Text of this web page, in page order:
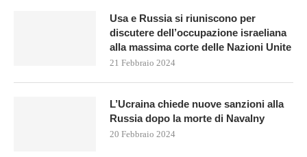
Usa e Russia si riuniscono per
discutere dell’occupazione israeliana
alla massima corte delle Nazioni Unite
21 Febbraio 2024
L’Ucraina chiede nuove sanzioni alla
Russia dopo la morte di Navalny
20 Febbraio 2024